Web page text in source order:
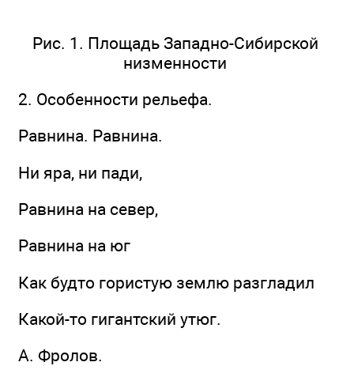
Рис. 1. Площадь Западно-Сибирской
низменности
2. Особенности рельефа.
Равнина. Равнина.
Ни яра, ни пади,
Равнина на север,
Равнина на юг
Как будто гористую землю разгладил
Какой-то гигантский утюг.
А. Фролов.